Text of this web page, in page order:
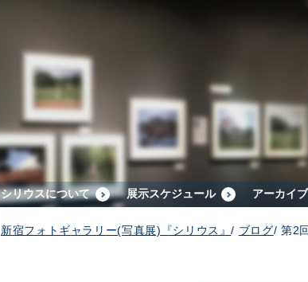
シリウスについて 展示スケジュール アーカイブ
新宿フォトギャラリー(写真展)『シリウス』/ ブログ/ 第2
展示スケジュ
アーカイブ